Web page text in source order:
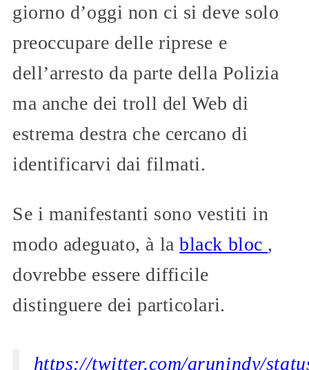
giorno d’oggi non ci si deve solo
preoccupare delle riprese e
dell’arresto da parte della Polizia
ma anche dei troll del Web di
estrema destra che cercano di
identificarvi dai filmati.
Se i manifestanti sono vestiti in
modo adeguato, à lablack bloc ,
dovrebbe essere difficile
distinguere dei particolari.
https://twitter.com/arunindy/